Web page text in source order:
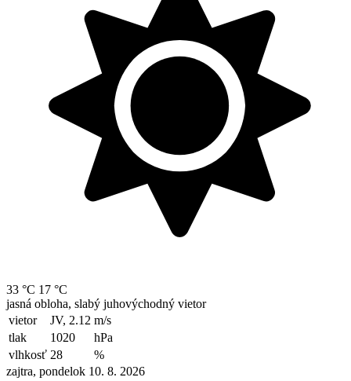
33 °C 17 °C
jasná obloha, slabý juhovýchodný vietor
vietor
JV, 2.12 m/s
tlak
1020
hPa
vlhkosť 28
%
zajtra, pondelok 10. 8. 2026